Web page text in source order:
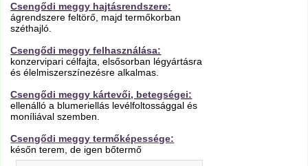
Csengődi meggy hajtásrendszere:
ágrendszere feltörő, majd termőkorban
széthajló.
Csengődi meggy felhasználása:
konzervipari célfajta, elsősorban légyártásra
és élelmiszerszínezésre alkalmas.
Csengődi meggy kártevői, betegségei:
ellenálló a blumeriellás levélfoltossággal és
moníliával szemben.
Csengődi meggy termőképessége:
későn terem, de igen bőtermő